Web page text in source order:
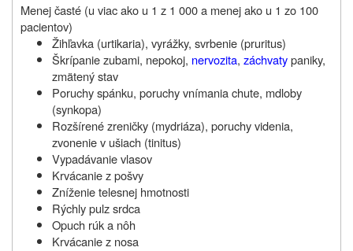
Menej časté (u viac ako u 1 z 1 000 a menej ako u 1 zo 100
pacientov)
Žihľavka (urtikaria), vyrážky, svrbenie (pruritus)
Škrípanie zubami, nepokoj, nervozita, záchvatypaniky,
zmätený stav
Poruchy spánku, poruchy vnímania chute, mdloby
(synkopa)
Rozšírené zreničky (mydriáza), poruchy videnia,
zvonenie v ušiach (tinitus)
Vypadávanie vlasov
Krvácanie z pošvy
Zníženie telesnej hmotnosti
Rýchly pulz srdca
Opuch rúk a nôh
Krvácanie z nosa